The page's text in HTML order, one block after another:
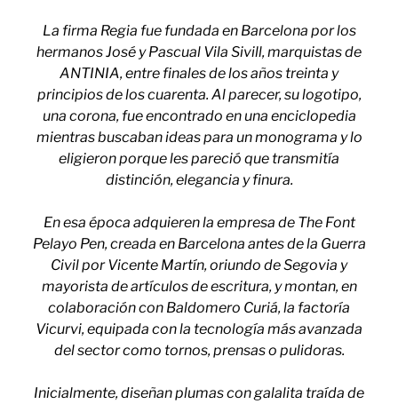
La firma Regia fue fundada en Barcelona por los
hermanos José y Pascual Vila Sivill, marquistas de
ANTINIA, entre finales de los años treinta y
principios de los cuarenta. Al parecer, su logotipo,
una corona, fue encontrado en una enciclopedia
mientras buscaban ideas para un monograma y lo
eligieron porque les pareció que transmitía
distinción, elegancia y finura.
En esa época adquieren la empresa de The Font
Pelayo Pen, creada en Barcelona antes de la Guerra
Civil por Vicente Martín, oriundo de Segovia y
mayorista de artículos de escritura, y montan, en
colaboración con Baldomero Curiá, la factoría
Vicurvi, equipada con la tecnología más avanzada
del sector como tornos, prensas o pulidoras.
Inicialmente, diseñan plumas con galalita traída de